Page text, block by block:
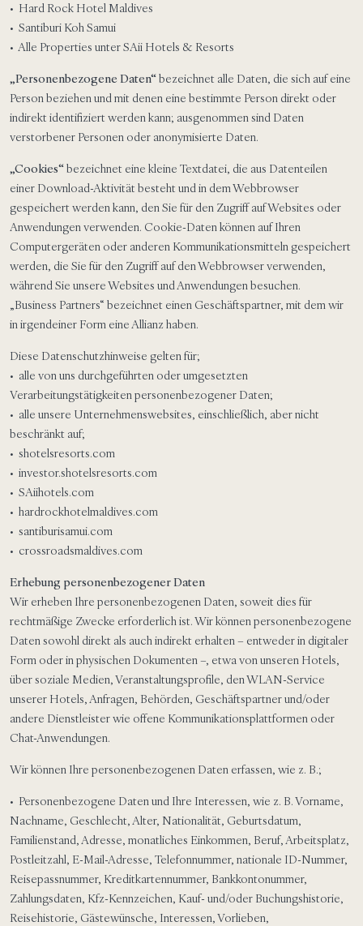
• Hard Rock Hotel Maldives
• Santiburi Koh Samui
• Alle Properties unter SAii Hotels & Resorts
„Personenbezogene Daten“bezeichnet alle Daten, die sich auf eine
Person beziehen und mit denen eine bestimmte Person direkt oder
indirekt identifiziert werden kann; ausgenommen sind Daten
verstorbener Personen oder anonymisierte Daten.
„Cookies“bezeichnet eine kleine Textdatei, die aus Datenteilen
einer Download-Aktivität besteht und in dem Webbrowser
gespeichert werden kann, den Sie für den Zugriff auf Websites oder
Anwendungen verwenden. Cookie-Daten können auf Ihren
Computergeräten oder anderen Kommunikationsmitteln gespeichert
werden, die Sie für den Zugriff auf den Webbrowser verwenden,
während Sie unsere Websites und Anwendungen besuchen.
„Business Partners“ bezeichnet einen Geschäftspartner, mit dem wir
in irgendeiner Form eine Allianz haben.
Diese Datenschutzhinweise gelten für;
• alle von uns durchgeführten oder umgesetzten
Verarbeitungstätigkeiten personenbezogener Daten;
• alle unsere Unternehmenswebsites, einschließlich, aber nicht
beschränkt auf;
• shotelsresorts.com
• investor.shotelsresorts.com
• SAiihotels.com
• hardrockhotelmaldives.com
• santiburisamui.com
• crossroadsmaldives.com
Erhebung personenbezogener Daten
Wir erheben Ihre personenbezogenen Daten, soweit dies für
rechtmäßige Zwecke erforderlich ist. Wir können personenbezogene
Daten sowohl direkt als auch indirekt erhalten – entweder in digitaler
Form oder in physischen Dokumenten –, etwa von unseren Hotels,
über soziale Medien, Veranstaltungsprofile, den WLAN-Service
unserer Hotels, Anfragen, Behörden, Geschäftspartner und/oder
andere Dienstleister wie offene Kommunikationsplattformen oder
Chat-Anwendungen.
Wir können Ihre personenbezogenen Daten erfassen, wie z. B.;
• Personenbezogene Daten und Ihre Interessen, wie z. B. Vorname,
Nachname, Geschlecht, Alter, Nationalität, Geburtsdatum,
Familienstand, Adresse, monatliches Einkommen, Beruf, Arbeitsplatz,
Postleitzahl, E-Mail-Adresse, Telefonnummer, nationale ID-Nummer,
Reisepassnummer, Kreditkartennummer, Bankkontonummer,
Zahlungsdaten, Kfz-Kennzeichen, Kauf- und/oder Buchungshistorie,
Reisehistorie, Gästewünsche, Interessen, Vorlieben,